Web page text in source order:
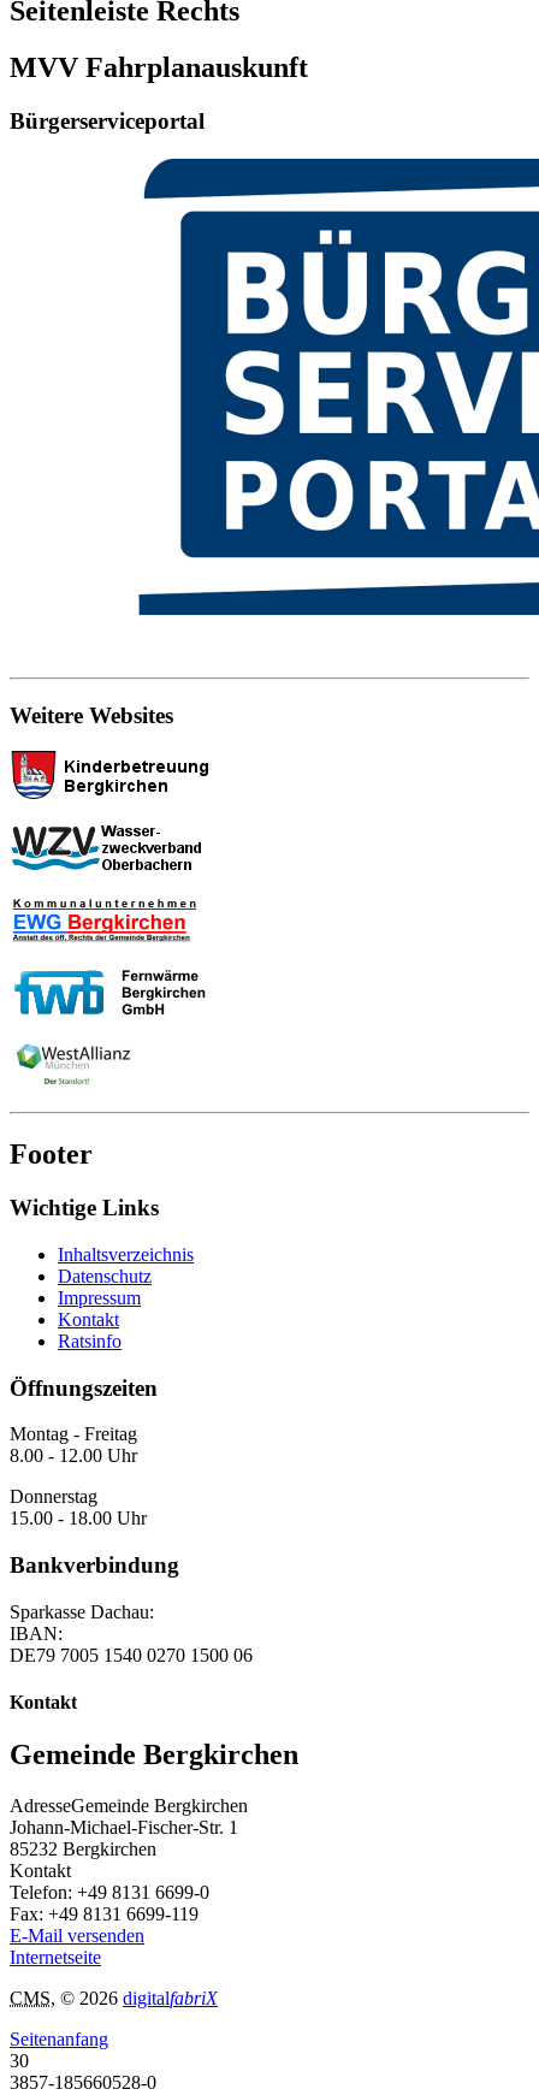
Seitenleiste Rechts
MVV Fahrplanauskunft
Bürgerserviceportal
Weitere Websites
Footer
Wichtige Links
Inhaltsverzeichnis
Datenschutz
Impressum
Kontakt
Ratsinfo
Öffnungszeiten
Montag - Freitag
8.00 - 12.00 Uhr
Donnerstag
15.00 - 18.00 Uhr
Bankverbindung
Sparkasse Dachau:
IBAN:
DE79 7005 1540 0270 1500 06
Kontakt
Gemeinde Bergkirchen
AdresseGemeinde Bergkirchen
Johann-Michael-Fischer-Str. 1
85232 Bergkirchen
Kontakt
Telefon: +49 8131 6699-0
Fax: +49 8131 6699-119
E-Mail versenden
Internetseite
CMS, © 2026 digitalfabriX
Seitenanfang
30
3857-185660528-0